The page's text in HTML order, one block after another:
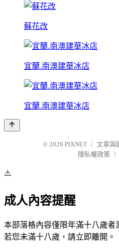
蘇花改
宜蘭.南澳建華冰店
宜蘭.南澳建華冰店
© 2026 PIXNET
文章與
隱私權政策
⚠️
成人內容提醒
本部落格內容僅限年滿十八歲者
若您未滿十八歲，請立即離開。